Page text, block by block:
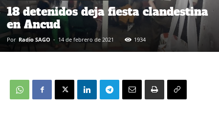
18 detenidos deja fiesta clandestina
en Ancud
Por Radio SAGO - 14 de febrero de 2021 1934